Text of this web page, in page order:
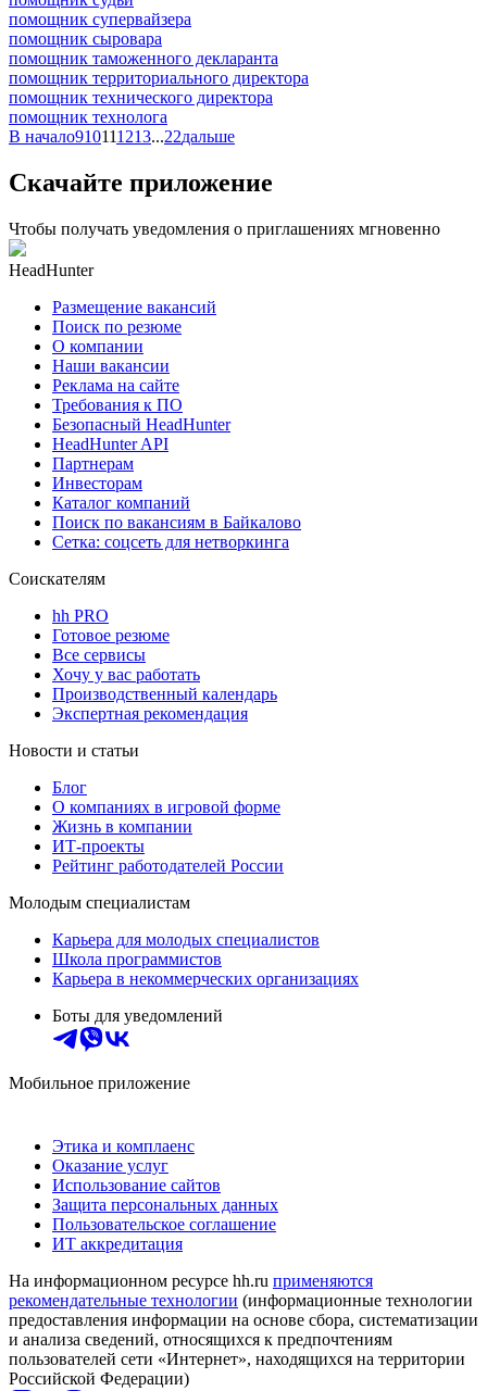
помощник супервайзера
помощник сыровара
помощник таможенного декларанта
помощник территориального директора
помощник технического директора
помощник технолога
В начало910111213...22дальше
Скачайте приложение
Чтобы получать уведомления о приглашениях мгновенно
HeadHunter
Размещение вакансий
Поиск по резюме
О компании
Наши вакансии
Реклама на сайте
Требования к ПО
Безопасный HeadHunter
HeadHunter API
Партнерам
Инвесторам
Каталог компаний
Поиск по вакансиям в Байкалово
Сетка: соцсеть для нетворкинга
Соискателям
hh PRO
Готовое резюме
Все сервисы
Хочу у вас работать
Производственный календарь
Экспертная рекомендация
Новости и статьи
Блог
О компаниях в игровой форме
Жизнь в компании
ИТ-проекты
Рейтинг работодателей России
Молодым специалистам
Карьера для молодых специалистов
Школа программистов
Карьера в некоммерческих организациях
Боты для уведомлений
Мобильное приложение
Этика и комплаенс
Оказание услуг
Использование сайтов
Защита персональных данных
Пользовательское соглашение
ИТ аккредитация
На информационном ресурсе hh.ru применяются
рекомендательные технологии (информационные технологии
предоставления информации на основе сбора, систематизации
и анализа сведений, относящихся к предпочтениям
пользователей сети «Интернет», находящихся на территории
Российской Федерации)